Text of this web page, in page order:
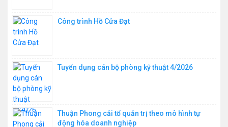
Công trình Hồ Cửa Đạt
Tuyển dụng cán bộ phòng kỹ thuật 4/2026
Thuận Phong cải tổ quản trị theo mô hình tự
động hóa doanh nghiệp